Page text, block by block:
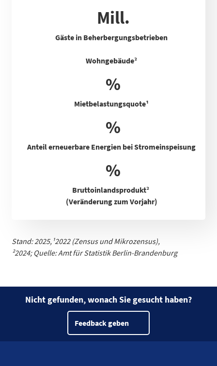
Mill.
Gäste in Beherbergungsbetrieben
Wohngebäude²
%
Mietbelastungsquote¹
%
Anteil erneuerbare Energien bei Stromeinspeisung
%
Bruttoinlandsprodukt²
(Veränderung zum Vorjahr)
Stand: 2025, ¹2022 (Zensus und Mikrozensus),
²2024; Quelle: Amt für Statistik Berlin-Brandenburg
Nicht gefunden, wonach Sie gesucht haben?
Feedback geben